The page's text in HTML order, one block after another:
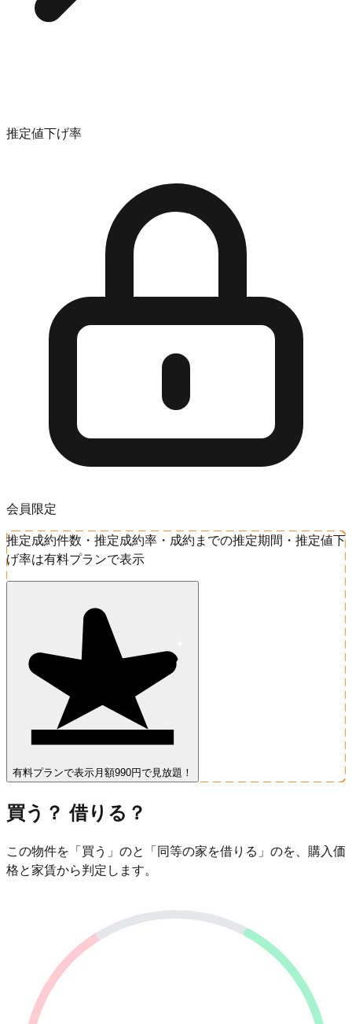
推定値下げ率
会員限定
推定成約件数・推定成約率・成約までの推定期間・推定値下
げ率は有料プランで表示
有料プランで表示 月額990円で見放題！
買う？ 借りる？
この物件を「買う」のと「同等の家を借りる」のを、購入価
格と家賃から判定します。